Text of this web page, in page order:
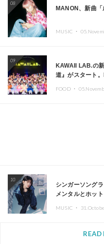
08
MANON、新曲
MUSIC ・
09
KAWAII LAB.の
道』がスタート
FOOD ・
10
シンガーソング
メンタルとホッ
MUSIC ・
READ